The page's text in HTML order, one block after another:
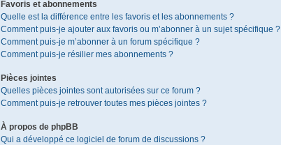
Favoris et abonnements
Quelle est la différence entre les favoris et les abonnements ?
Comment puis-je ajouter aux favoris ou m’abonner à un sujet spécifique ?
Comment puis-je m’abonner à un forum spécifique ?
Comment puis-je résilier mes abonnements ?
Pièces jointes
Quelles pièces jointes sont autorisées sur ce forum ?
Comment puis-je retrouver toutes mes pièces jointes ?
À propos de phpBB
Qui a développé ce logiciel de forum de discussions ?